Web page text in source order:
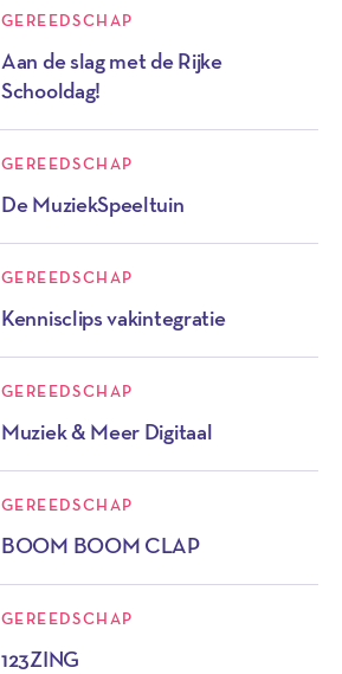
GEREEDSCHAP
Aan de slag met de Rijke
Schooldag!
GEREEDSCHAP
De MuziekSpeeltuin
GEREEDSCHAP
Kennisclips vakintegratie
GEREEDSCHAP
Muziek & Meer Digitaal
GEREEDSCHAP
BOOM BOOM CLAP
GEREEDSCHAP
123ZING